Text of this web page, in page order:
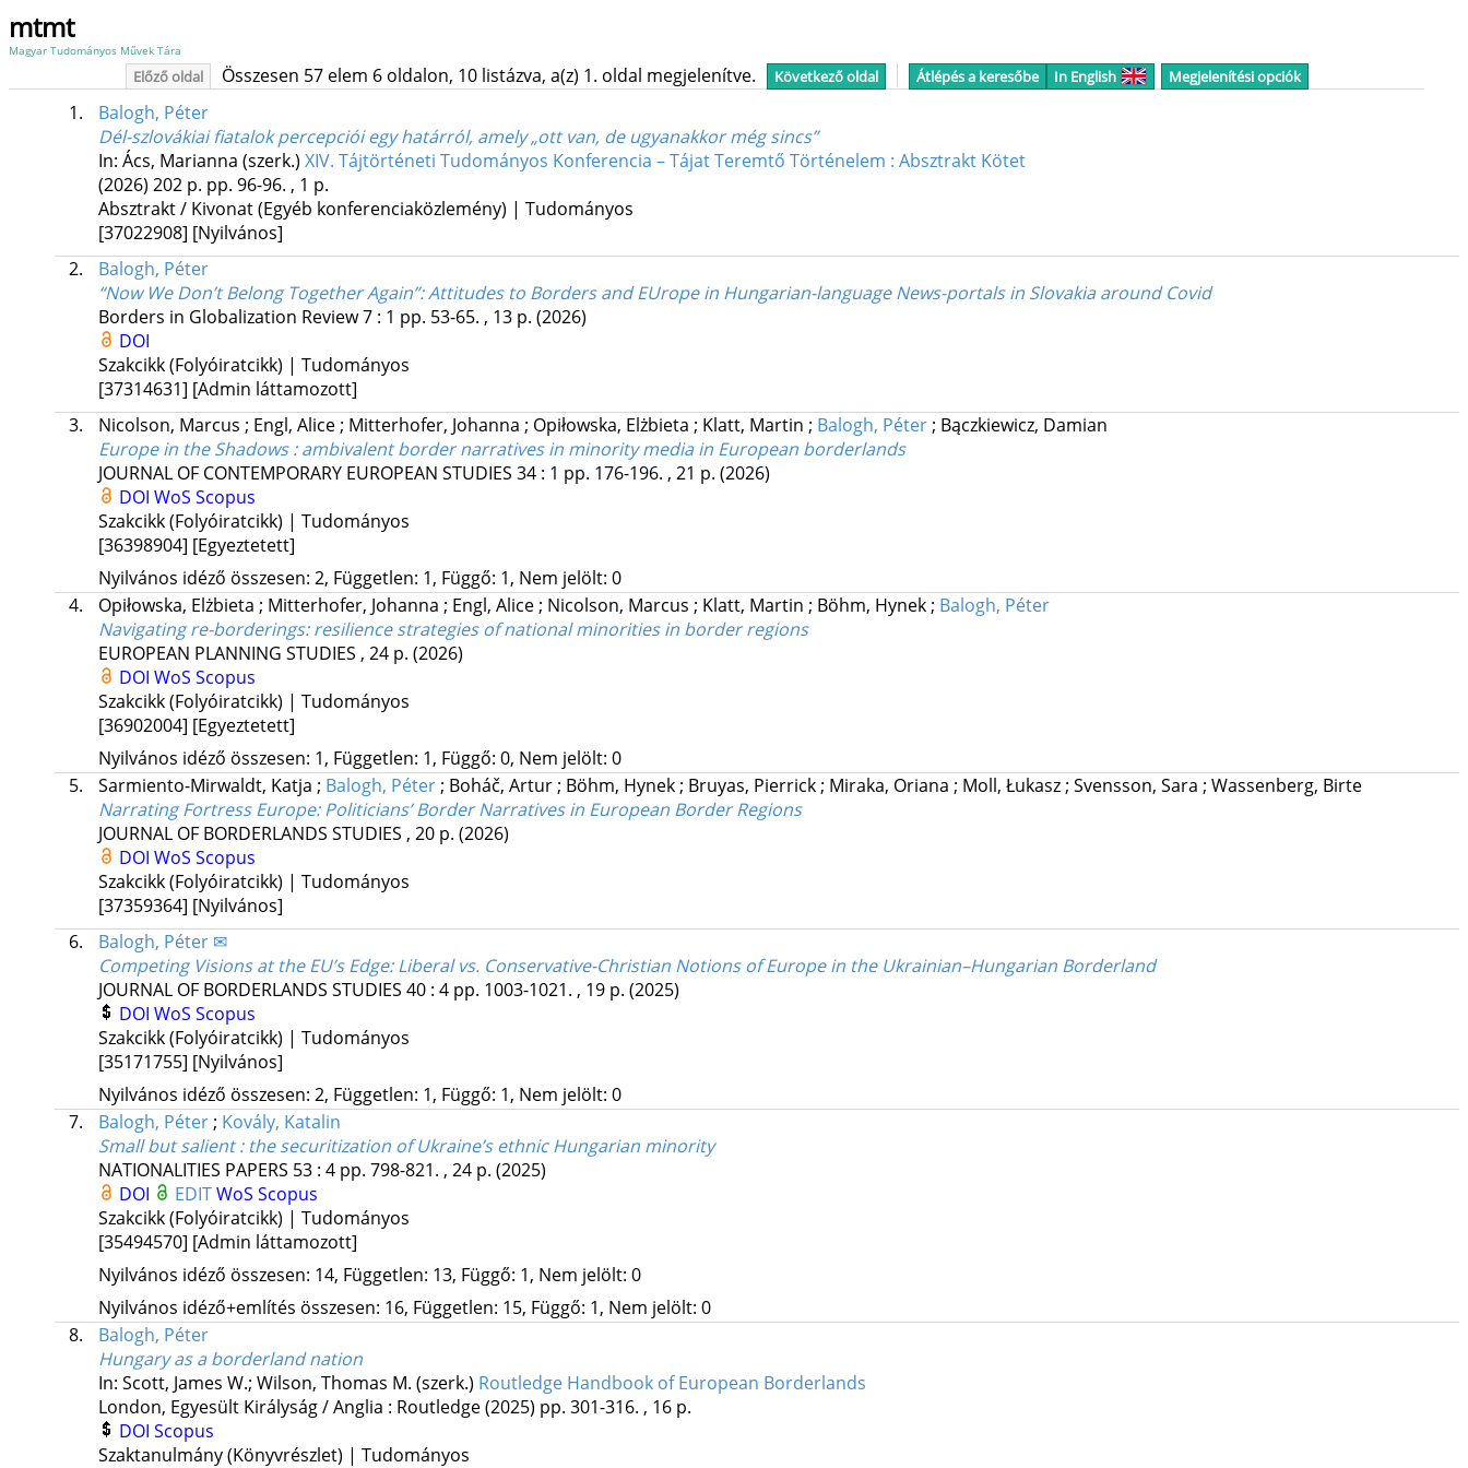
mtmt
Magyar Tudományos Művek Tára
Előző oldal Összesen 57 elem 6 oldalon, 10 listázva, a(z) 1. oldal megjelenítve. Következő oldal Átlépés a keresőbe In English Megjelenítési opciók
1.
Balogh, Péter
Dél-szlovákiai fiatalok percepciói egy határról, amely „ott van, de ugyanakkor még sincs”
In: Ács, Marianna (szerk.) XIV. Tájtörténeti Tudományos Konferencia – Tájat Teremtő Történelem : Absztrakt Kötet
(2026) 202 p. pp. 96-96. , 1 p.
Absztrakt / Kivonat (Egyéb konferenciaközlemény) | Tudományos
[37022908] [Nyilvános]
2.
Balogh, Péter
“Now We Don’t Belong Together Again”: Attitudes to Borders and EUrope in Hungarian-language News-portals in Slovakia around Covid
Borders in Globalization Review7: 1 pp. 53-65. , 13 p. (2026)
DOI
Szakcikk (Folyóiratcikk) | Tudományos
[37314631] [Admin láttamozott]
3.
Nicolson, Marcus ; Engl, Alice; Mitterhofer, Johanna ; Opiłowska, Elżbieta ; Klatt, Martin ; Balogh, Péter; Bączkiewicz, Damian
Europe in the Shadows : ambivalent border narratives in minority media in European borderlands
JOURNAL OF CONTEMPORARY EUROPEAN STUDIES 34: 1 pp. 176-196. , 21 p. (2026)
DOI WoS Scopus
Szakcikk (Folyóiratcikk) | Tudományos
[36398904] [Egyeztetett]
Nyilvános idéző összesen: 2, Független: 1, Függő: 1, Nem jelölt: 0
4.
Opiłowska, Elżbieta ; Mitterhofer, Johanna ; Engl, Alice; Nicolson, Marcus ; Klatt, Martin ; Böhm, Hynek; Balogh, Péter
Navigating re-borderings: resilience strategies of national minorities in border regions
EUROPEAN PLANNING STUDIES , 24 p. (2026)
DOI WoS Scopus
Szakcikk (Folyóiratcikk) | Tudományos
[36902004] [Egyeztetett]
Nyilvános idéző összesen: 1, Független: 1, Függő: 0, Nem jelölt: 0
5.
Sarmiento-Mirwaldt, Katja ; Balogh, Péter; Boháč, Artur; Böhm, Hynek; Bruyas, Pierrick; Miraka, Oriana ; Moll, Łukasz; Svensson, Sara ; Wassenberg, Birte
Narrating Fortress Europe: Politicians’ Border Narratives in European Border Regions
JOURNAL OF BORDERLANDS STUDIES , 20 p. (2026)
DOI WoS Scopus
Szakcikk (Folyóiratcikk) | Tudományos
[37359364] [Nyilvános]
6.
Balogh, Péter ✉
Competing Visions at the EU’s Edge: Liberal vs. Conservative-Christian Notions of Europe in the Ukrainian–Hungarian Borderland
JOURNAL OF BORDERLANDS STUDIES 40: 4 pp. 1003-1021. , 19 p. (2025)
DOI WoS Scopus
Szakcikk (Folyóiratcikk) | Tudományos
[35171755] [Nyilvános]
Nyilvános idéző összesen: 2, Független: 1, Függő: 1, Nem jelölt: 0
7.
Balogh, Péter; Kovály, Katalin
Small but salient : the securitization of Ukraine’s ethnic Hungarian minority
NATIONALITIES PAPERS 53: 4 pp. 798-821. , 24 p. (2025)
DOI
EDITWoS Scopus
Szakcikk (Folyóiratcikk) | Tudományos
[35494570] [Admin láttamozott]
Nyilvános idéző összesen: 14, Független: 13, Függő: 1, Nem jelölt: 0
Nyilvános idéző+említés összesen: 16, Független: 15, Függő: 1, Nem jelölt: 0
8.
Balogh, Péter
Hungary as a borderland nation
In: Scott, James W.; Wilson, Thomas M. (szerk.) Routledge Handbook of European Borderlands
London, Egyesült Királyság / Anglia : Routledge(2025) pp. 301-316. , 16 p.
DOI Scopus
Szaktanulmány (Könyvrészlet) | Tudományos